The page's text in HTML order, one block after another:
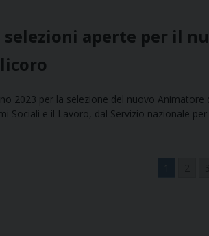
selezioni aperte per il
2023 per la selezione del nuovo
Sociali e il Lavoro, dal Servizio nazionale
1